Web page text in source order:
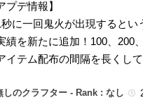
プデ情報】
秒に一回鬼火が出現すると
績を新たに追加！100、200
イテム配布の間隔を長くし
しのクラフター - Rank : なし